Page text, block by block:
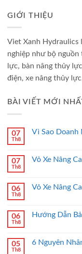
GIỚI THIỆU
Viet Xanh Hydraulics
nghiệp như bộ
lực, bàn nâng thủy
điện, xe nâng thủy
BÀI VIẾT MỚI
07
Th8
Vì Sao Doanh
07
Th8
Vỏ Xe Nâng
06
Th8
Vỏ Xe Nâng
06
Th8
Hướng Dẫn
05
Th8
6 Nguyên